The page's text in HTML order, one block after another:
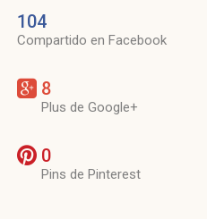
104
Compartido en Facebook
8
Plus de Google+
0
Pins de Pinterest